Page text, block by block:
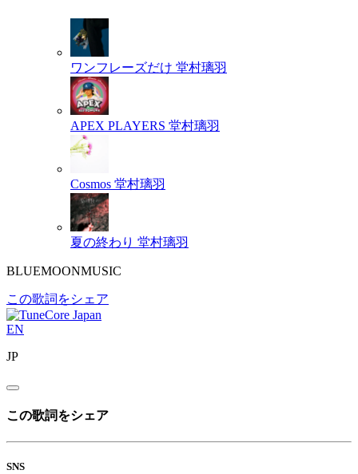
ワンフレーズだけ 堂村璃羽
APEX PLAYERS 堂村璃羽
Cosmos 堂村璃羽
夏の終わり 堂村璃羽
BLUEMOONMUSIC
この歌詞をシェア
EN
JP
この歌詞をシェア
SNS